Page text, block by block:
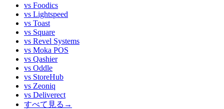
vs Foodics
vs Lightspeed
vs Toast
vs Square
vs Revel Systems
vs Moka POS
vs Qashier
vs Oddle
vs StoreHub
vs Zeoniq
vs Deliverect
すべて見る →